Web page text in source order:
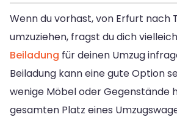
Wenn du vorhast, von Erfurt nach
umzuziehen, fragst du dich
Beiladung für deinen Umzug
Beiladung kann eine gute Option
wenige Möbel oder Gegenstände
gesamten Platz eines